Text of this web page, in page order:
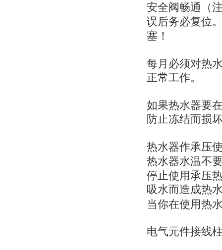
安全阀畅通（
误后务必复位
塞！
每月必须对热
正常工作。
如果热水器要
防止冻结而损
热水器作承压
热水器水温不
停止使用承压
吸水而造成热
当你在使用热
电气元件接线